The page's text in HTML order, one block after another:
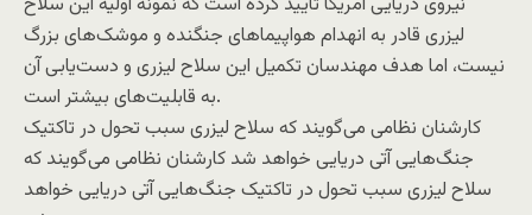
لیزری قادر به انهدام هواپیماهای جنگنده و موشک‌های بزرگ
نیست، اما هدف مهندسان تکمیل این سلاح لیزری و دست‌یابی آن
به قابلیت‌های بیشتر است.
کارشنان نظامی می‌گویند که سلاح لیزری سبب تحول در تاکتیک
جنگ‌هایی آتی دریایی خواهد شد کارشنان نظامی می‌گویند که
سلاح لیزری سبب تحول در تاکتیک جنگ‌هایی آتی دریایی خواهد